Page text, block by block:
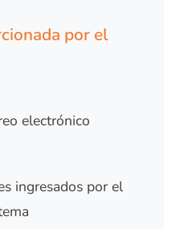
por el
electrónico
ingresados por el